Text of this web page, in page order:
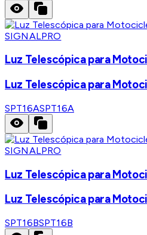
SIGNALPRO
Luz Telescópica para
Luz Telescópica para
SPT16ASPT16A
SIGNALPRO
Luz Telescópica para
Luz Telescópica para
SPT16BSPT16B